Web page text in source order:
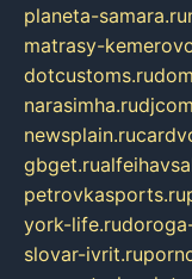
planeta-samara.ru
matrasy-
dotcustoms.ru
narasimha.ru
newsplain.ru
gbget.ru
petrovkasports.ru
york-life.ru
slovar-ivrit.ru